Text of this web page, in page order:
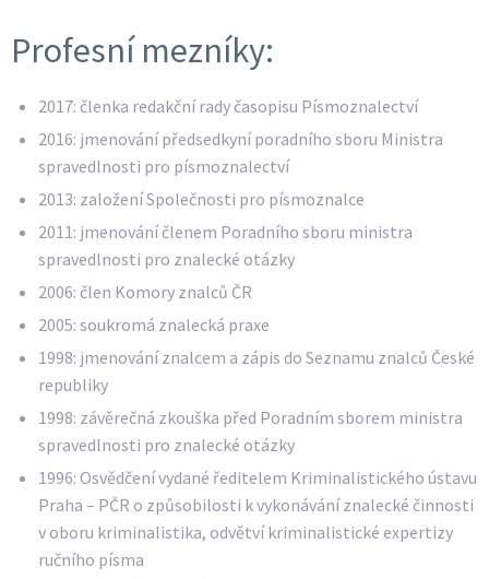
Profesní mezníky:
2017: členka redakční rady časopisu Písmoznalectví
2016: jmenování předsedkyní poradního sboru Ministra
spravedlnosti pro písmoznalectví
2013: založení Společnosti pro písmoznalce
2011: jmenování členem Poradního sboru ministra
spravedlnosti pro znalecké otázky
2006: člen Komory znalců ČR
2005: soukromá znalecká praxe
1998: jmenování znalcem a zápis do Seznamu znalců České
republiky
1998: závěrečná zkouška před Poradním sborem ministra
spravedlnosti pro znalecké otázky
1996: Osvědčení vydané ředitelem Kriminalistického ústavu
Praha – PČR o způsobilosti k vykonávání znalecké činnosti
v oboru kriminalistika, odvětví kriminalistické expertizy
ručního písma